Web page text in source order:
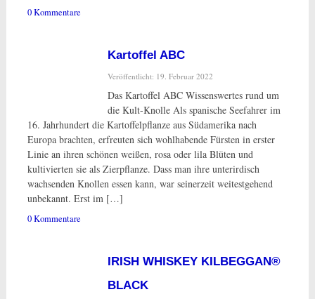
0 Kommentare
Kartoffel ABC
Veröffentlicht: 19. Februar 2022
Das Kartoffel ABC Wissenswertes rund um
die Kult-Knolle Als spanische Seefahrer im
16. Jahrhundert die Kartoffelpflanze aus Südamerika nach
Europa brachten, erfreuten sich wohlhabende Fürsten in erster
Linie an ihren schönen weißen, rosa oder lila Blüten und
kultivierten sie als Zierpflanze. Dass man ihre unterirdisch
wachsenden Knollen essen kann, war seinerzeit weitestgehend
unbekannt. Erst im […]
0 Kommentare
IRISH WHISKEY KILBEGGAN®
BLACK